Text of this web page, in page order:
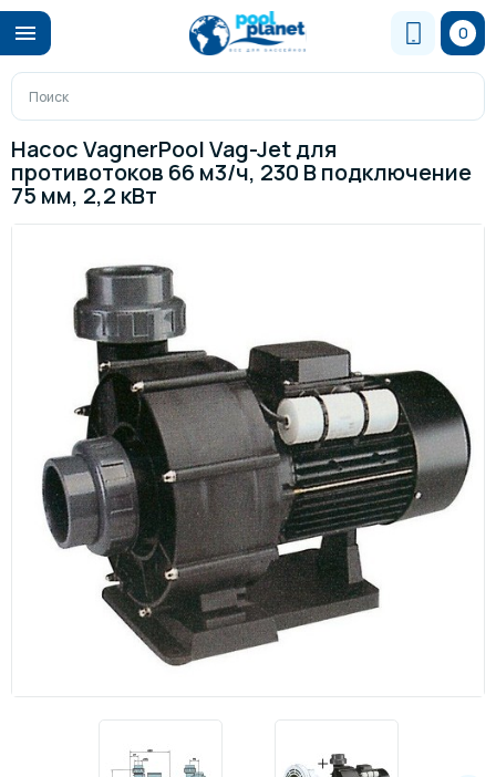
0
Насос VagnerPool Vag-Jet для
противотоков 66 м3/ч, 230 В подключение
75 мм, 2,2 кВт